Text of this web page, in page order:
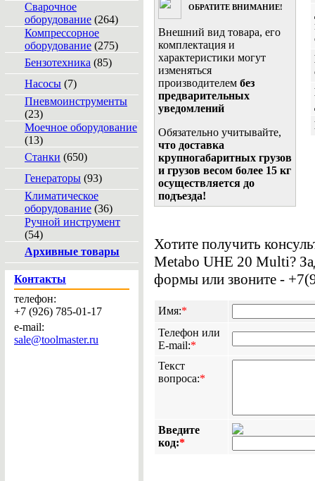
Сварочное
оборудование (264)
Компрессорное
оборудование (275)
Бензотехника (85)
Насосы (7)
Пневмоинструменты
(23)
Моечное оборудование
(13)
Станки (650)
Генераторы (93)
Климатическое
оборудование (36)
Ручной инструмент
(54)
Архивные товары
Контакты
телефон:
+7 (926) 785-01-17
e-mail:
sale@toolmaster.ru
ОБРАТИТЕ ВНИМАНИЕ!
Внешний вид товара, его
комплектация и
характеристики могут
изменяться
производителем без
предварительных
уведомлений
Обязательно учитывайте,
что доставка
крупногабаритных грузов
и грузов весом более 15 кг
осуществляется до
подъезда!
Хотите получить
Metabo UHE 20 Multi?
формы или звоните -
Имя:*
Телефон или
E-mail:*
Текст
вопроса:*
Введите
код:*